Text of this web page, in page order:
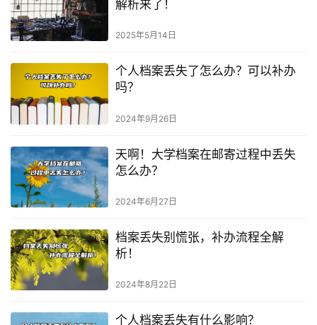
解析来了！
2025年5月14日
个人档案丢失了怎么办？可以补办
吗？
2024年9月26日
天啊！大学档案在邮寄过程中丢失
怎么办？
2024年6月27日
档案丢失别慌张，补办流程全解
析！
2024年8月22日
个人档案丢失有什么影响？